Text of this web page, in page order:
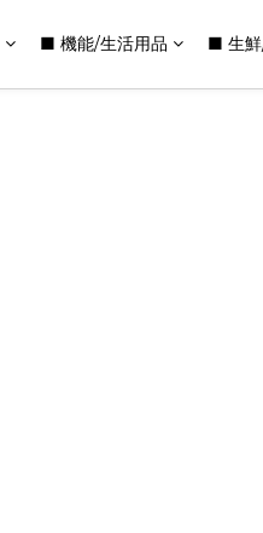
■ 機能/生活用品 ■ 生